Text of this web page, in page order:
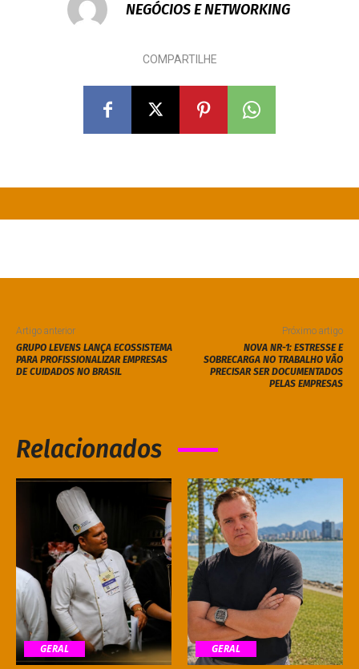
NEGÓCIOS E NETWORKING
COMPARTILHE
Artigo anterior
GRUPO LEVENS LANÇA ECOSSISTEMA
PARA PROFISSIONALIZAR EMPRESAS
DE CUIDADOS NO BRASIL
Próximo artigo
NOVA NR-1: ESTRESSE E
SOBRECARGA NO TRABALHO VÃO
PRECISAR SER DOCUMENTADOS
PELAS EMPRESAS
Relacionados
GERAL GERAL